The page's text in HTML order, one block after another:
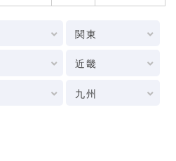
関東
近畿
九州